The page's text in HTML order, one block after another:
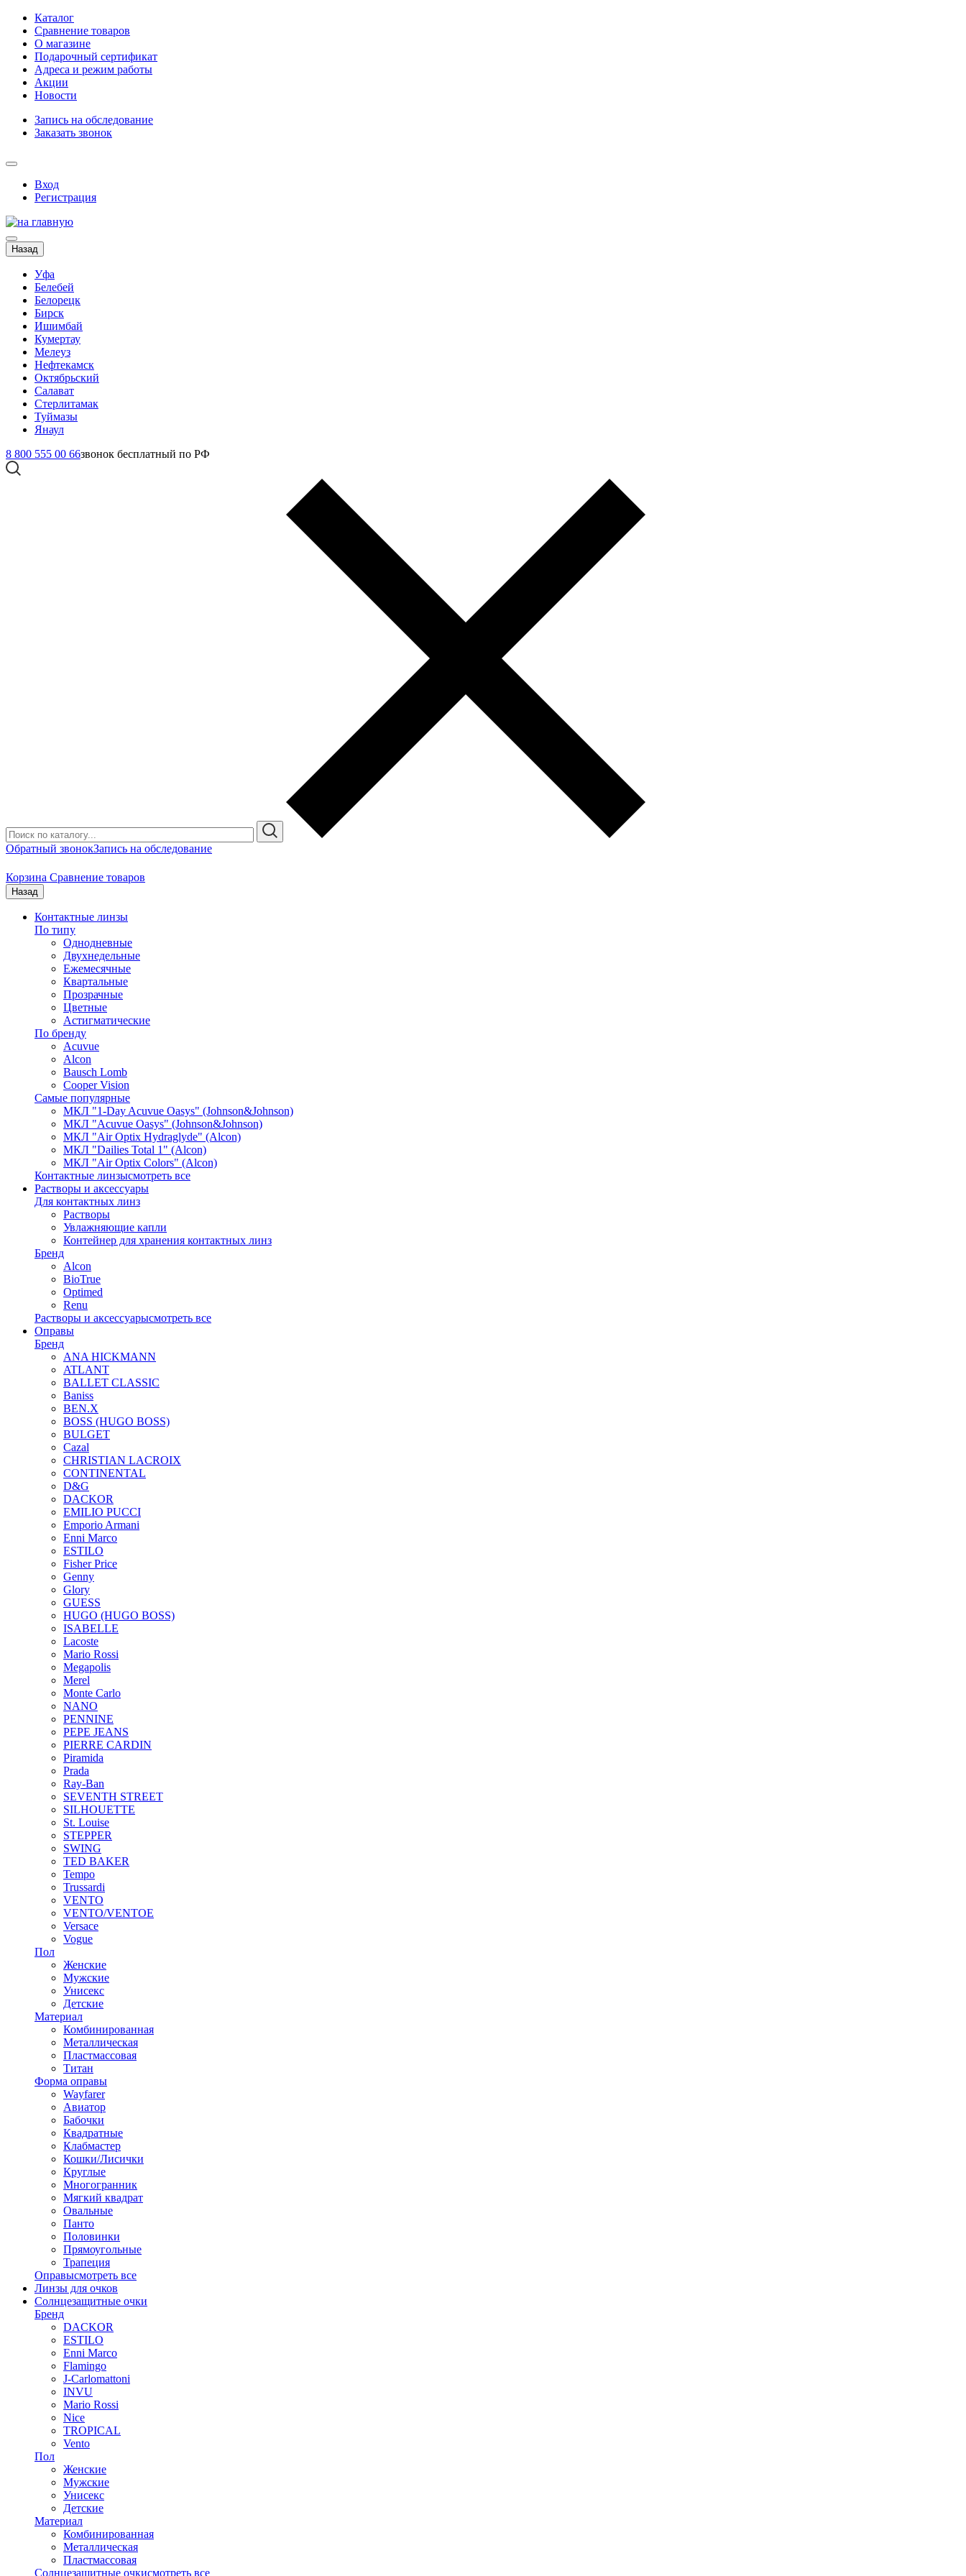
Каталог
Сравнение товаров
О магазине
Подарочный сертификат
Адреса и режим работы
Акции
Новости
Запись на обследование
Заказать звонок
Вход
Регистрация
Назад
Уфа
Белебей
Белорецк
Бирск
Ишимбай
Кумертау
Мелеуз
Нефтекамск
Октябрьский
Салават
Стерлитамак
Туймазы
Янаул
8 800 555 00 66звонок бесплатный по РФ
Обратный звонокЗапись на обследование
Корзина Сравнение товаров
Назад
Контактные линзы
По типу
Однодневные
Двухнедельные
Ежемесячные
Квартальные
Прозрачные
Цветные
Астигматические
По бренду
Acuvue
Alcon
Bausch Lomb
Cooper Vision
Самые популярные
МКЛ "1-Day Acuvue Oasys" (Johnson&Johnson)
МКЛ "Acuvue Oasys" (Johnson&Johnson)
МКЛ "Air Optix Hydraglyde" (Alcon)
МКЛ "Dailies Total 1" (Alcon)
МКЛ "Air Optix Colors" (Alcon)
Контактные линзысмотреть все
Растворы и аксессуары
Для контактных линз
Растворы
Увлажняющие капли
Контейнер для хранения контактных линз
Бренд
Alcon
BioTrue
Optimed
Renu
Растворы и аксессуарысмотреть все
Оправы
Бренд
ANA HICKMANN
ATLANT
BALLET CLASSIC
Baniss
BEN.X
BOSS (HUGO BOSS)
BULGET
Cazal
CHRISTIAN LACROIX
CONTINENTAL
D&G
DACKOR
EMILIO PUCCI
Emporio Armani
Enni Marco
ESTILO
Fisher Price
Genny
Glory
GUESS
HUGO (HUGO BOSS)
ISABELLE
Lacoste
Mario Rossi
Megapolis
Merel
Monte Carlo
NANO
PENNINE
PEPE JEANS
PIERRE CARDIN
Piramida
Prada
Ray-Ban
SEVENTH STREET
SILHOUETTE
St. Louise
STEPPER
SWING
TED BAKER
Tempo
Trussardi
VENTO
VENTO/VENTOE
Versace
Vogue
Пол
Женские
Мужские
Унисекс
Детские
Материал
Комбинированная
Металлическая
Пластмассовая
Титан
Форма оправы
Wayfarer
Авиатор
Бабочки
Квадратные
Клабмастер
Кошки/Лисички
Круглые
Многогранник
Мягкий квадрат
Овальные
Панто
Половинки
Прямоугольные
Трапеция
Оправысмотреть все
Линзы для очков
Солнцезащитные очки
Бренд
DACKOR
ESTILO
Enni Marco
Flamingo
J-Carlomattoni
INVU
Mario Rossi
Nice
TROPICAL
Vento
Пол
Женские
Мужские
Унисекс
Детские
Материал
Комбинированная
Металлическая
Пластмассовая
Солнцезащитные очкисмотреть все